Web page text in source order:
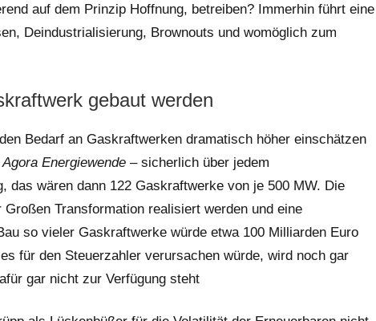
auf dem Prinzip Hoffnung, betreiben? Immerhin führt eine
Deindustrialisierung, Brownouts und womöglich zum
gebaut werden
Bedarf an Gaskraftwerken dramatisch höher einschätzen
Agora Energiewende – sicherlich über jedem
das wären dann 122 Gaskraftwerke von je 500 MW. Die
Transformation realisiert werden und eine
so vieler Gaskraftwerke würde etwa 100 Milliarden Euro
für den Steuerzahler verursachen würde, wird noch gar
gar nicht zur Verfügung steht